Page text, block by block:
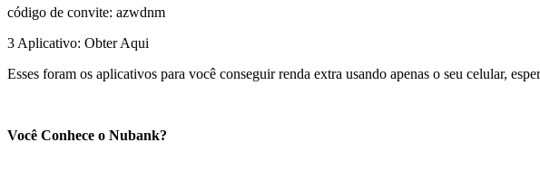
código de convite: azwdnm
3 Aplicativo: Obter Aqui
Esses foram os aplicativos para você conseguir renda extra usando apenas o seu celular,
Você Conhece o Nubank?